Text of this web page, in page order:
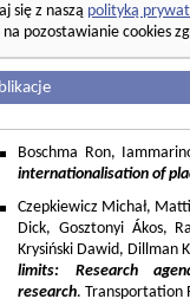
się z naszą polityką
pozostawianie cookies
Boschma Ron,
internationalisation of
Czepkiewicz Michał,
Dick, Gosztonyi Ákos,
Krysiński Dawid, Dillman
limits: Research
research. Transportation